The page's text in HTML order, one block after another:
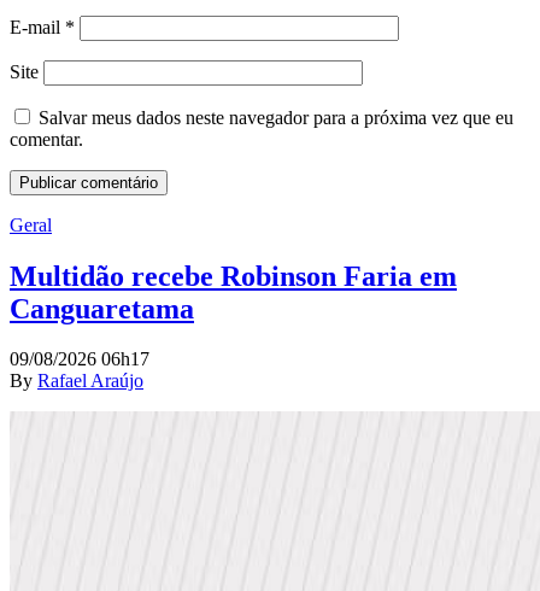
E-mail *
Site
Salvar meus dados neste navegador para a próxima vez que eu
comentar.
Geral
Multidão recebe Robinson Faria em
Canguaretama
09/08/2026 06h17
By Rafael Araújo